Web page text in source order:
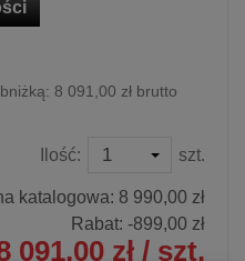
8 091,00 zł brutto
Ilość: szt.
katalogowa: 8 990,00 zł
Rabat: -899,00 zł
091,00 zł / szt.